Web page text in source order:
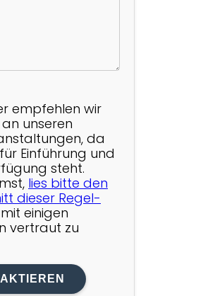
empfehlen wir
unseren
da
Einführung und
steht.
lies bitte den
dieser Regel-
einigen
vertraut zu